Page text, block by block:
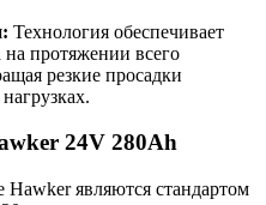
Технология обеспечивает
протяжении всего
резкие просадки
24V 280Ah
являются стандартом